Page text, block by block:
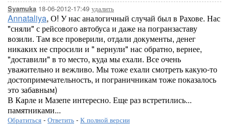
Syamuka 18-06-2012-17:49 удалить
Annataliya, О! У нас аналогичный случай был в Рахове. Нас
"сняли" с рейсового автобуса и даже на погранзаставу
возили. Там все проверили, отдали документы, денег
никаких не спросили и " вернули" нас обратно, вернее,
"доставили" в то место, куда мы ехали. Все очень
уважительно и вежливо. Мы тоже ехали смотреть какую-то
достопримечательность, и пограничникам тоже показалось
это забавным)
В Карле и Мазепе интересно. Еще раз встретились...
памятниками...
Обратиться - Ответить - К полной версии